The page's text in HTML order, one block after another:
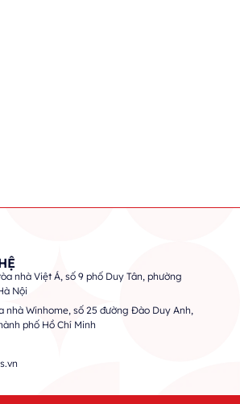
nhà Việt Á, số 9 phố Duy Tân, phường
Nội
nhà Winhome, số 25 đường Đào Duy Anh,
phố Hồ Chí Minh